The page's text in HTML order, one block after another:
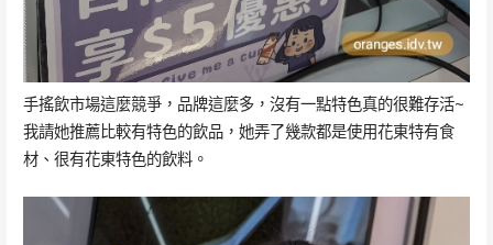
手搖飲市場這麼競爭，品牌這麼多，沒有一點特色真的很難存活~
我請她推薦比較有特色的飲品，她弄了幾款都是使用花東特有食
材、很有花東特色的飲料。